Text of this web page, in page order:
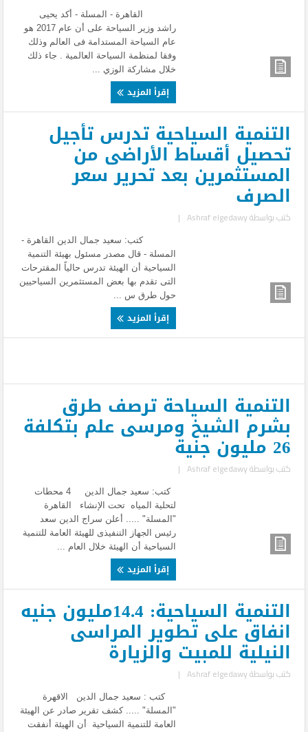
القاهرة - المسلة - أكد يحيى
راشد وزير السياحة على أن عام 2017 هو
عام السياحة المستدامة فى العالم وذلك
وفقا لمنظمة السياحة العالمية . جاء ذلك
خلال مشاركة الوزي ...
إقرأ المزيد
التنمية السياحية تدرس تأجيل
تحصيل أقساط الأراضى من
المستثمرين بعد تحرير سعر
الصرف
كتب بواسطةAshraf elgedawy
|
كتب: سعيد جمال الدين القاهرة -
المسلة - قال مصدر مسئول بهيئة التنمية
السياحية أن الهيئة تدرس حالياً المقترحات
التى تقدم بها بعض المستثمرين السياحيين
حول طرق س ...
إقرأ المزيد
التنمية السياحة ترصف طرق
بشرم الشيخ ومرسى علم بتكلفة
26 مليون جنية
كتب بواسطةAshraf elgedawy
|
كتب: سعيد جمال الدين 4 محطات
لتحلية المياه تحت الإنشاء القاهرة
"المسلة" ..... أعلن سراج الدين سعد
رئيس الجهاز التنفيذى للهيئة العامة للتنمية
السياحية أن الهيئة خلال العام ...
إقرأ المزيد
التنمية السياحية: 14.4مليون جنيه
انفاق على تطوير المراسى
النيلية للمبيت والزيارة
كتب بواسطةAshraf elgedawy
|
كتب : سعيد جمال الدين الاقهرة
"المسلة" ..... كشف تقرير صادر عن الهيئة
العامة للتنمية السياحية أن الهيئة أنفقت